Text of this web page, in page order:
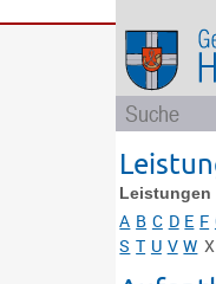
Leistungen
A B C D E F
S T U V W X